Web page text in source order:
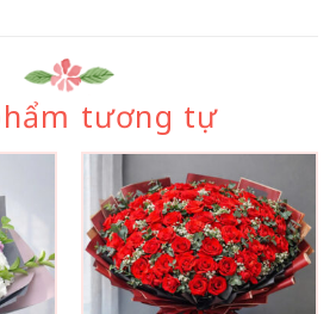
chung. Khi được kết hợp thành
đẹp nhất – Lời Hẹn Trăm Năm
thông điệp ý nghĩa rằng tình cảm
luôn hướng về người mình yêu
hướng dương luôn hướng về ánh
tương tự